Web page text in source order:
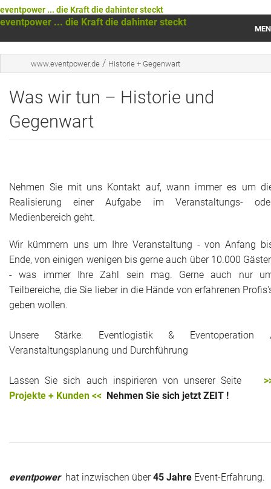
eventpower ... die Kraft die dahinter steckt
eventpower ... die Kraft die dahinter steckt
Startseite
Das war 2021
Das war 2020
Das war 2018
Das war 2016
Das war 2015
Das war 2014
Das war 2013
Das war 2011
eventpower World
www.eventpower.de / Historie + Gegenwart
Was wir tun – Historie und
Gegenwart
Nehmen Sie mit uns Kontakt auf, wann immer es um
Realisierung einer Aufgabe im Veranstaltungs-
Medienbereich geht.
Wir kümmern uns um Ihre Veranstaltung - von Anfang
Ende, von einigen wenigen bis gerne auch über 10.000
- was immer Ihre Zahl sein mag. Gerne auch nur
Teilbereiche, die Sie lieber in die Hände von erfahrenen
geben wollen.
Unsere Stärke: Eventlogistik & Eventoperation
Veranstaltungsplanung und Durchführung
Lassen Sie sich auch inspirieren von unserer Seite
Projekte + Kunden << Nehmen Sie sich jetzt ZEIT !
eventpowerhat inzwischen über45 Jahre Event-Erfahrung.